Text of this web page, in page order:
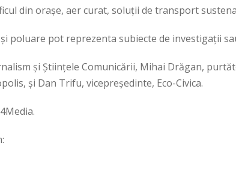
din orașe, aer curat, soluții de transport
poluare pot reprezenta subiecte de investigații
și Științele Comunicării, Mihai Drăgan,
și Dan Trifu, vicepreședinte, Eco-Civica.